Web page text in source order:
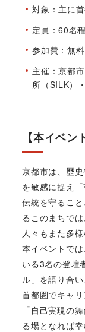
対象：主に
定員：60名
参加費：無料
主催：京都
所（SILK）
【本イベン
京都市は、歴
を敏感に捉え「
伝統を守るこ
るこのまちで
人々もまた多
本イベントで
いる3名の登壇
ル」を語り合い
首都圏でキャ
「自己実現の
る場となれば幸